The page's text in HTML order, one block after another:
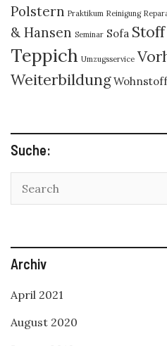
Polstern Praktikum Reinigung
& Hansen Seminar Sofa Stoff
Teppich Umzugsservice
Weiterbildung Wohnstoff
Suche:
Archiv
April 2021
August 2020